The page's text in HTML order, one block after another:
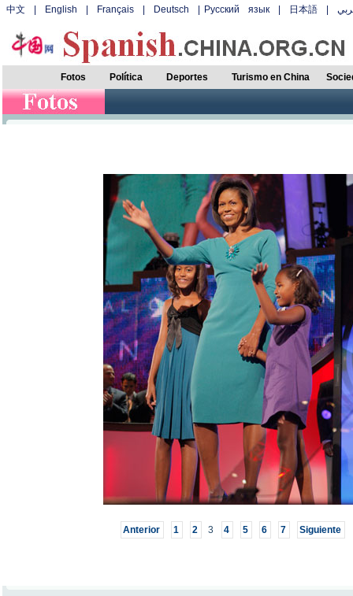
中文 English Français Deutsch Русский язык 日本語
Fotos Política Deportes Turismo en China
Anterior 1 2 3 4 5 6 7 Siguiente